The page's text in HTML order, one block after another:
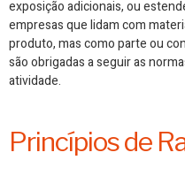
exposição adicionais, ou
empresas que lidam com
produto, mas como parte ou
são obrigadas a seguir as
atividade.
Princípios de